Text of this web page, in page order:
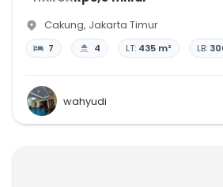
Cakung, Jakarta Timur
7 4 LT: 435 m² LB:
wahyudi